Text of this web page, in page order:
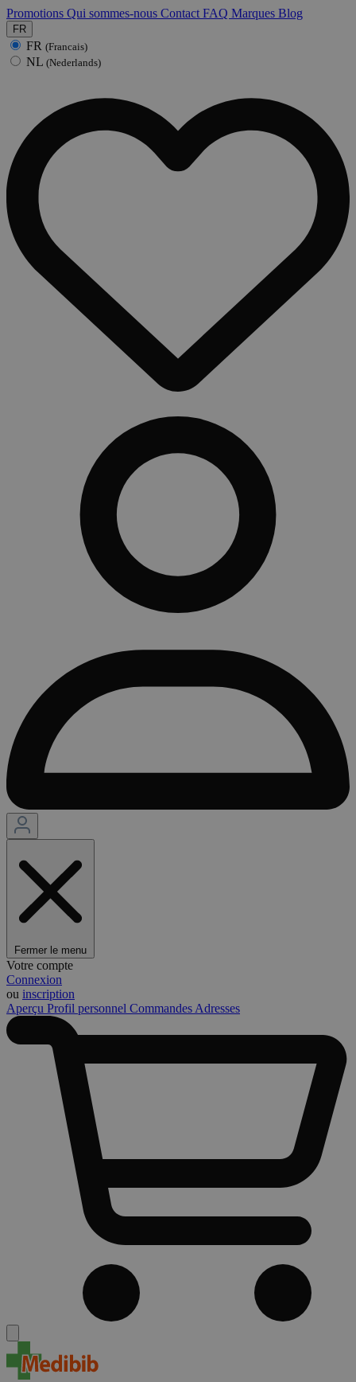
Promotions Qui sommes-nous Contact FAQ Marques Blog
FR
FR (Francais)
NL (Nederlands)
Fermer le menu
Votre compte
Connexion
ou inscription
Aperçu Profil personnel Commandes Adresses